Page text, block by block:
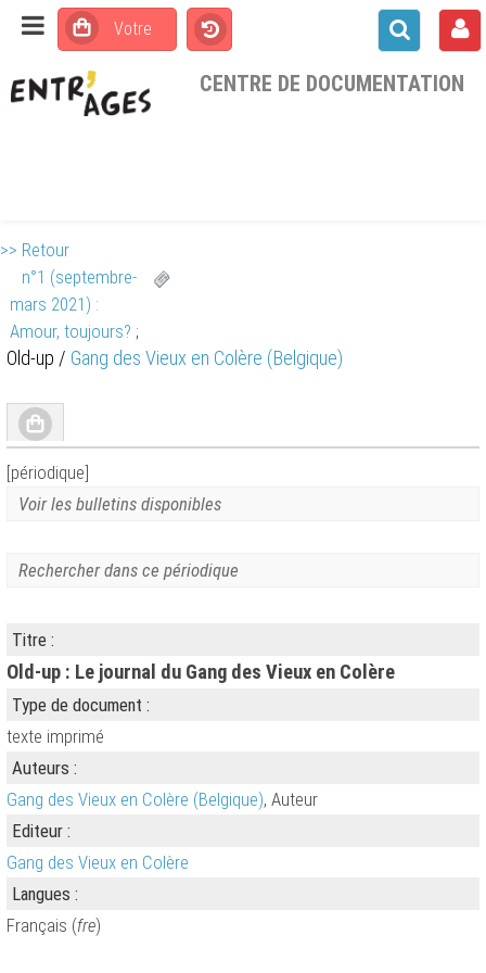
CENTRE DE DOCUMENTATION
>> Retour
n°1 (septembre-
mars 2021) :
Amour, toujours? ;
Old-up / Gang des Vieux en Colère (Belgique)
[périodique]
Voir les bulletins disponibles
Rechercher dans ce périodique
Titre :
Old-up : Le journal du Gang des Vieux en Colère
Type de document :
texte imprimé
Auteurs :
Gang des Vieux en Colère (Belgique), Auteur
Editeur :
Gang des Vieux en Colère
Langues :
Français (fre)